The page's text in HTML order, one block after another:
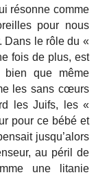
résonne comme
pour nous
Dans le rôle du «
fois de plus, est
bien que même
les sans cœurs
les Juifs, les «
pour ce bébé et
jusqu’alors
au péril de
une litanie